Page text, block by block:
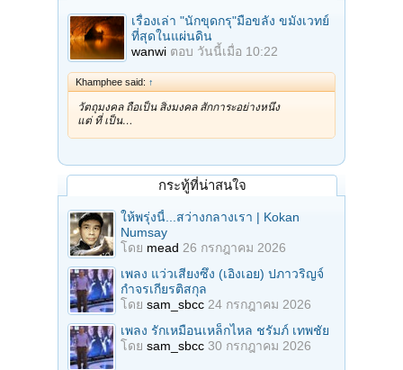
เรื่องเล่า "นักขุดกรุ"มือขลัง ขมังเวทย์
ที่สุดในแผ่นดิน
wanwi ตอบ วันนี้เมื่อ 10:22
Khamphee said: ↑
วัตถุมงคล ถือเป็น สิ่งมงคล สักการะอย่างหนึ่ง
แต่ ที่ เป็น…
กระทู้ที่น่าสนใจ
ให้พรุ่งนี้...สว่างกลางเรา | Kokan
Numsay
โดย mead 26 กรกฎาคม 2026
เพลง แว่วเสียงซึง (เอิงเอย) ปภาวริญจ์
กำจรเกียรติสกุล
โดย sam_sbcc 24 กรกฎาคม 2026
เพลง รักเหมือนเหล็กไหล ชรัมภ์ เทพชัย
โดย sam_sbcc 30 กรกฎาคม 2026